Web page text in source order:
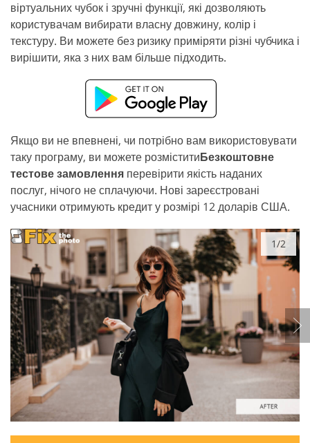
віртуальних чубок і зручні функції, які дозволяють
користувачам вибирати власну довжину, колір і
текстуру. Ви можете без ризику приміряти різні чубчика і
вирішити, яка з них вам більше підходить.
Якщо ви не впевнені, чи потрібно вам використовувати
таку програму, ви можете розміститиБезкоштовне
тестове замовлення перевірити якість наданих
послуг, нічого не сплачуючи. Нові зареєстровані
учасники отримують кредит у розмірі 12 доларів США.
1/2